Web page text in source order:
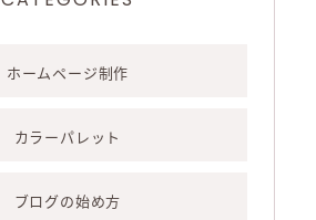
ホームページ制作
カラーパレット
ブログの始め方